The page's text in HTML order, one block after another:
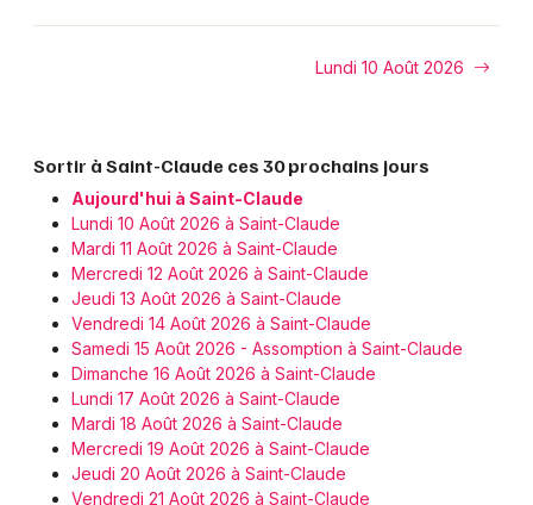
Lundi 10 Août 2026
Sortir à Saint-Claude ces 30 prochains jours
Aujourd'hui à Saint-Claude
Lundi 10 Août 2026 à Saint-Claude
Mardi 11 Août 2026 à Saint-Claude
Mercredi 12 Août 2026 à Saint-Claude
Jeudi 13 Août 2026 à Saint-Claude
Vendredi 14 Août 2026 à Saint-Claude
Samedi 15 Août 2026 - Assomption à Saint-Claude
Dimanche 16 Août 2026 à Saint-Claude
Lundi 17 Août 2026 à Saint-Claude
Mardi 18 Août 2026 à Saint-Claude
Mercredi 19 Août 2026 à Saint-Claude
Jeudi 20 Août 2026 à Saint-Claude
Vendredi 21 Août 2026 à Saint-Claude